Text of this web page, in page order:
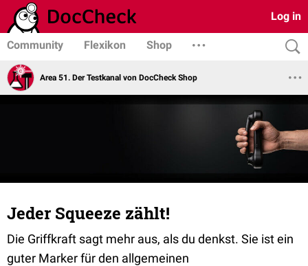
Log in
Community Flexikon Shop
Area 51. Der Testkanal von DocCheck Shop
Jeder Squeeze zählt!
Die Griffkraft sagt mehr aus, als du denkst. Sie ist ein
guter Marker für den allgemeinen